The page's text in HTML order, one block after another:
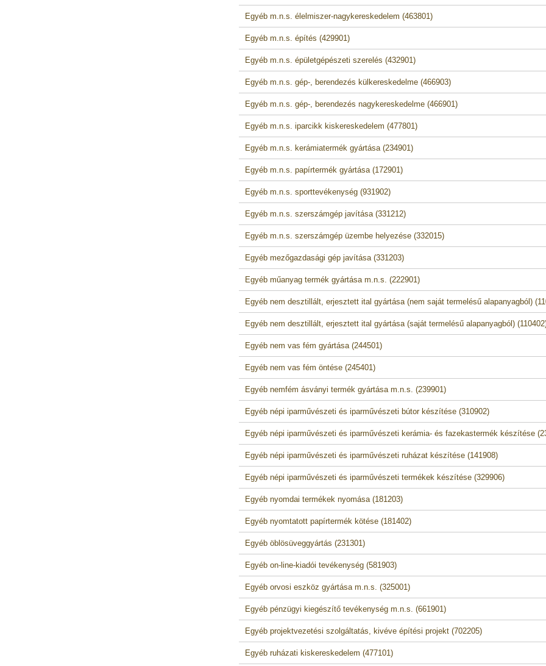
Egyéb m.n.s. élelmiszer-nagykereskedelem (463801)
Egyéb m.n.s. építés (429901)
Egyéb m.n.s. épületgépészeti szerelés (432901)
Egyéb m.n.s. gép-, berendezés külkereskedelme (466903)
Egyéb m.n.s. gép-, berendezés nagykereskedelme (466901)
Egyéb m.n.s. iparcikk kiskereskedelem (477801)
Egyéb m.n.s. kerámiatermék gyártása (234901)
Egyéb m.n.s. papírtermék gyártása (172901)
Egyéb m.n.s. sporttevékenység (931902)
Egyéb m.n.s. szerszámgép javítása (331212)
Egyéb m.n.s. szerszámgép üzembe helyezése (332015)
Egyéb mezőgazdasági gép javítása (331203)
Egyéb műanyag termék gyártása m.n.s. (222901)
Egyéb nem desztillált, erjesztett ital gyártása (nem saját termelésű alapanyagból)
Egyéb nem desztillált, erjesztett ital gyártása (saját termelésű alapanyagból)
Egyéb nem vas fém gyártása (244501)
Egyéb nem vas fém öntése (245401)
Egyéb nemfém ásványi termék gyártása m.n.s. (239901)
Egyéb népi iparművészeti és iparművészeti bútor készítése (310902)
Egyéb népi iparművészeti és iparművészeti kerámia- és fazekastermék készítése
Egyéb népi iparművészeti és iparművészeti ruházat készítése (141908)
Egyéb népi iparművészeti és iparművészeti termékek készítése (329906)
Egyéb nyomdai termékek nyomása (181203)
Egyéb nyomtatott papírtermék kötése (181402)
Egyéb öblösüveggyártás (231301)
Egyéb on-line-kiadói tevékenység (581903)
Egyéb orvosi eszköz gyártása m.n.s. (325001)
Egyéb pénzügyi kiegészítő tevékenység m.n.s. (661901)
Egyéb projektvezetési szolgáltatás, kivéve építési projekt (702205)
Egyéb ruházati kiskereskedelem (477101)